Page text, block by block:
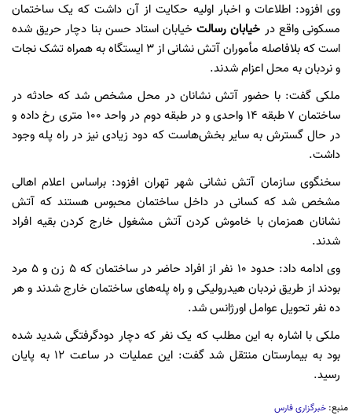
وی افزود: اطلاعات و اخبار اولیه حکایت از آن داشت که یک ساختمان
مسکونی واقع در خیابان رسالتخیابان استاد حسن بنا دچار حریق شده
است که بلافاصله مأموران آتش نشانی از 3 ایستگاه به همراه تشک نجات
و نردبان به محل اعزام شدند.
ملکی گفت: با حضور آتش نشانان در محل مشخص شد که حادثه در
ساختمان 7 طبقه 14 واحدی و در طبقه دوم در واحد 100 متری رخ داده و
در حال گسترش به سایر بخش‌هاست که دود زیادی نیز در راه پله وجود
داشت.
سخنگوی سازمان آتش نشانی شهر تهران افزود: براساس اعلام اهالی
مشخص شد که کسانی در داخل ساختمان محبوس هستند که آتش
نشانان همزمان با خاموش کردن آتش مشغول خارج کردن بقیه افراد
شدند.
وی ادامه داد: حدود 10 نفر از افراد حاضر در ساختمان که 5 زن و 5 مرد
بودند از طریق نردبان هیدرولیکی و راه پله‌های ساختمان خارج شدند و هر
ده نفر تحویل عوامل اورژانس شد.
ملکی با اشاره به این مطلب که یک نفر که دچار دودگرفتگی شدید شده
بود به بیمارستان منتقل شد گفت: این عملیات در ساعت 12 به پایان
رسید.
منبع: خبرگزاری فارس